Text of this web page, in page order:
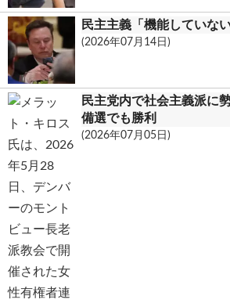
民主主義「機能していな
(2026年07月14日)
民主党内で社会主義派に
備選でも勝利
(2026年07月05日)